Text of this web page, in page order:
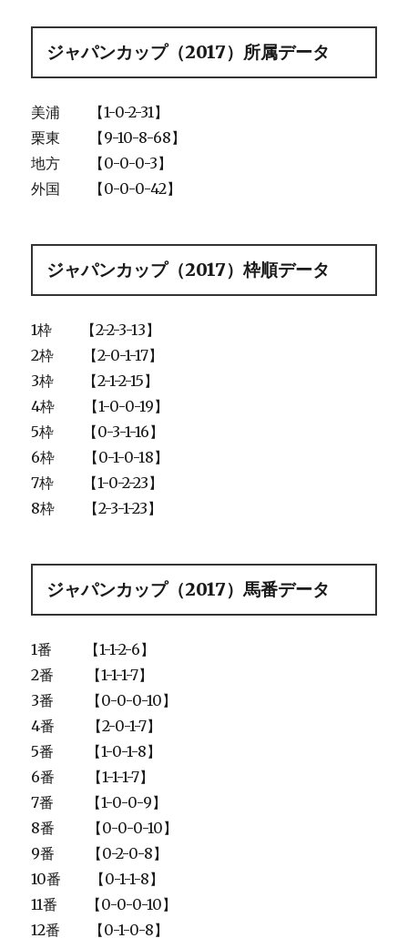
ジャパンカップ（2017）所属データ
美浦 【1-0-2-31】
栗東 【9-10-8-68】
地方 【0-0-0-3】
外国 【0-0-0-42】
ジャパンカップ（2017）枠順データ
1枠 【2-2-3-13】
2枠 【2-0-1-17】
3枠 【2-1-2-15】
4枠 【1-0-0-19】
5枠 【0-3-1-16】
6枠 【0-1-0-18】
7枠 【1-0-2-23】
8枠 【2-3-1-23】
ジャパンカップ（2017）馬番データ
1番 【1-1-2-6】
2番 【1-1-1-7】
3番 【0-0-0-10】
4番 【2-0-1-7】
5番 【1-0-1-8】
6番 【1-1-1-7】
7番 【1-0-0-9】
8番 【0-0-0-10】
9番 【0-2-0-8】
10番 【0-1-1-8】
11番 【0-0-0-10】
12番 【0-1-0-8】